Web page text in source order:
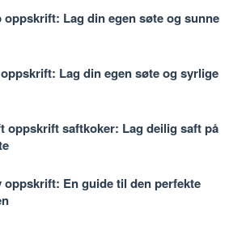
Lag din egen søte og sunne
Lag din egen søte og syrlige
oppskrift saftkoker: Lag deilig saft på
oppskrift: En guide til den perfekte